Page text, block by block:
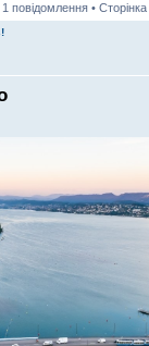
1 повідомлення • Сторінка